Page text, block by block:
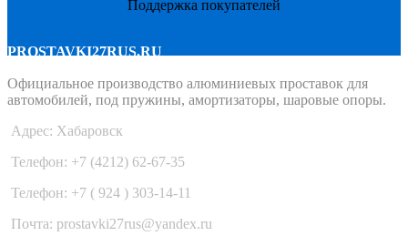
Поддержка покупателей
PROSTAVKI27RUS.RU
Официальное производство алюминиевых проставок для
автомобилей, под пружины, амортизаторы, шаровые опоры.
Адрес: Хабаровск
Телефон: +7 (4212) 62-67-35
Телефон: +7 ( 924 ) 303-14-11
Почта: prostavki27rus@yandex.ru